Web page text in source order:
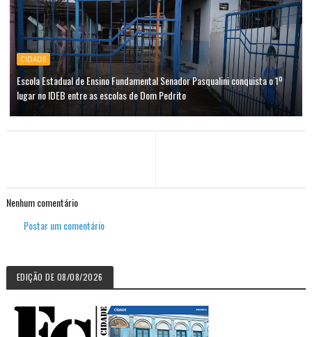
CIDADE
Escola Estadual de Ensino Fundamental Senador Pasqualini conquista o 1º
lugar no IDEB entre as escolas de Dom Pedrito
Nenhum comentário
Postar um comentário
EDIÇÃO DE 08/08/2026